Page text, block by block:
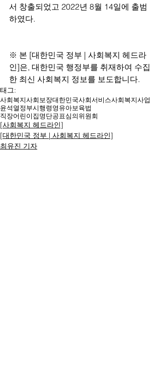
서 창출되었고 2022년 8월 14일에 출범
하였다.
※ 본 [대한민국 정부 | 사회복지 헤드라
인]은, 대한민국 행정부를 취재하여 수집
한 최신 사회복지 정보를 보도합니다.
태그:
사회복지사회보장대한민국사회서비스사회복지사업
윤석열정부시행령영유아보육법
직장어린이집명단공표심의위원회
[사회복지 헤드라인]
[대한민국 정부 | 사회복지 헤드라인]
최유진 기자